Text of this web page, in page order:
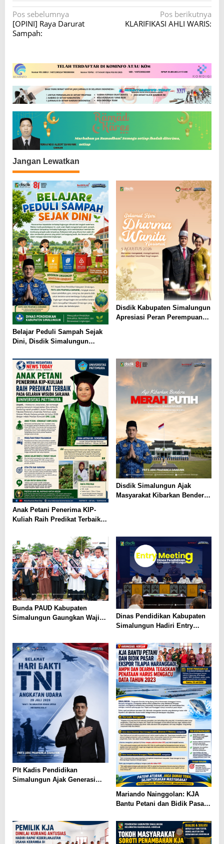
N
a
g
a
s
i
p
o
s
Pos sebelumnya
[OPINI] Raya Darurat
Sampah:
Pos berikutnya
KLARIFIKASI AHLI WARIS:
Jangan Lewatkan
Belajar Peduli Sampah Sejak
Dini, Disdik Simalungun
Berwawasan Lingkungan
Disdik Kabupaten Simalungun
Apresiasi Peran Perempuan
Anak Petani Penerima KIP-
Kuliah Raih Predikat Terbaik
Universitas Pattimura
Disdik Simalungun Ajak
Masyarakat Kibarkan Bendera
Bunda PAUD Kabupaten
Simalungun Gaungkan Wajib
Emas
Dinas Pendidikan Kabupaten
Simalungun Hadiri Entry
Simalungun, Perkuat Sinergi
dan Tata Kelola Pemerintahan
Plt Kadis Pendidikan
Simalungun Ajak Generasi
Mariando Nainggolan: KJA
Bantu Petani dan Bidik Pasar
AMPH dan Dearma Tegaskan
Penataan Harus Mengacu Data
2023